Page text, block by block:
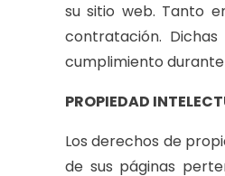
su sitio web. Tanto
contratación.
cumplimiento
PROPIEDAD
Los derechos de
de sus páginas